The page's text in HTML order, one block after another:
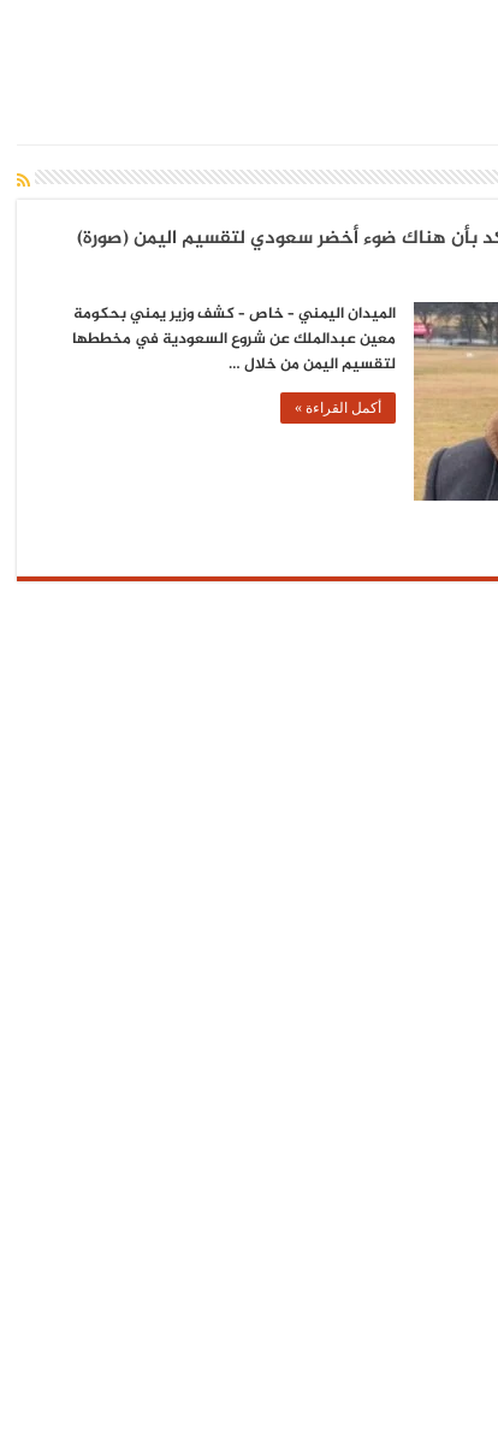
بأن هناك ضوء أخضر سعودي لتقسيم اليمن (صورة)
الميدان اليمني – خاص – كشف وزير يمني بحكومة
معين عبدالملك عن شروع السعودية في مخططها
لتقسيم اليمن من خلال …
أكمل القراءة »